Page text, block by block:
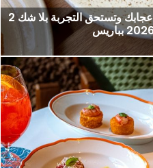
2 من المطاعم الجديدة التي ستثير إعجابك وتستحق التجربة بلا شك